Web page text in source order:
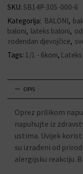
SKU: SB14P-305-000-6
Kategorija: BALONI,
baloni, lateks baloni,
rođendan djevojčice,
Tags: 1/1 - 6kom,
OPIS
Oprez prilikom
napuhujte iz
ustima. Uvijek
su izrađeni od
alergijsku reakciju.